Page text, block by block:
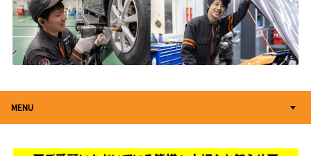
MENU